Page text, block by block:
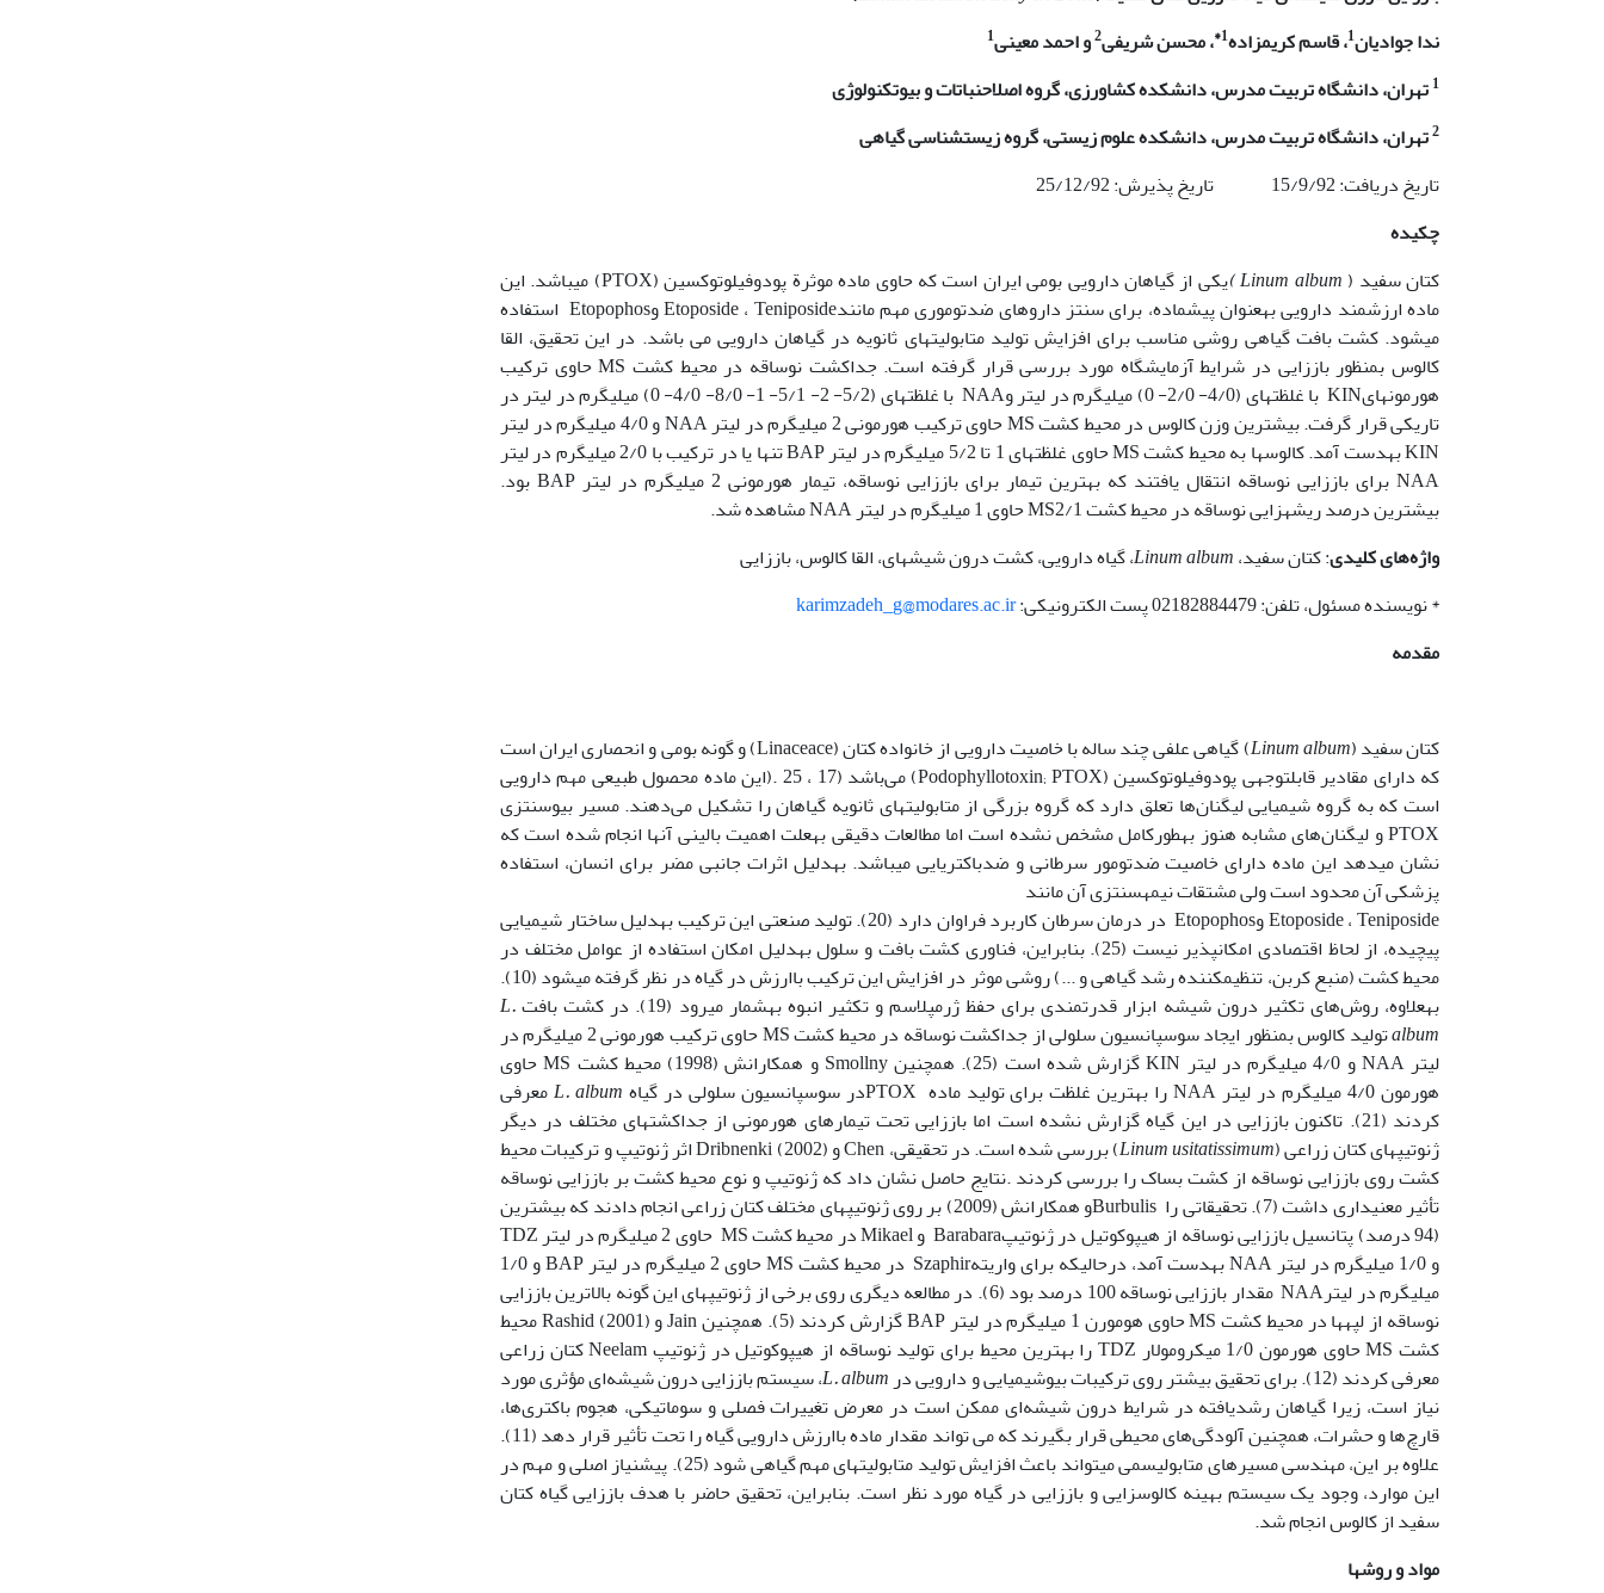
ندا جوادیان1، قاسم کریمزاده1* ، محسن شریفی2و احمد معینی1
1تهران،دانشگاه تربیت مدرس، دانشکده کشاورزی، گروه اصلاح­نباتات و بیوتکنولوژی
2تهران، دانشگاه تربیت مدرس، دانشکده علوم زیستی، گروه زیست­شناسی گیاهی
تاریخ دریافت: 15/9/92 تاریخ پذیرش: 25/12/92
چکیده
کتان سفید ( Linum album
)
یکی از گیاهان دارویی بومی ایران است که حاوی ماده موثرة پودوفیلوتوکسین (PTOX) می­باشد. این
ماده ارزشمند دارویی به­عنوان پیش­ماده، برای سنتز داروهای ضدتوموری مهم مانندEtoposide ، Teniposide وEtopophos استفاده
می­شود. کشت بافت گیاهی روشی مناسب برای افزایش تولید متابولیت­های ثانویه در گیاهان دارویی می باشد. در این تحقیق، القا
کالوس بمنظور باززایی در شرایط آزمایشگاه مورد بررسی قرار گرفته است. جدا­کشت نوساقه در محیط کشت MS حاوی ترکیب
هورمون‏هایKIN با غلظت‏­های (4/0- 2/0- 0) میلی­گرم در لیتر وNAA با غلظت­های‏ (5/2- 2- 5/1- 1- 8/0- 4/0- 0) میلی­گرم در لیتر در
تاریکی قرار گرفت. بیشترین وزن کالوس در محیط کشت MS حاوی ترکیب هورمونی 2 میلی­گرم در لیتر NAA و 4/0 میلی­گرم در لیتر
KIN به­دست آمد. کالوس‏ها به محیط کشت MS حاوی غلظت­های 1 تا 5/2‏ میلی­گرم در لیتر BAP تنها یا در ترکیب با 2/0 میلی­گرم در لیتر
NAA برای باززایی نوساقه انتقال یافتند که بهترین تیمار برای باززایی نوساقه، تیمار هورمونی 2 میلی­گرم در لیتر BAP بود.
بیشترین درصد ریشه­زایی نوساقه در محیط کشت MS2/1 حاوی 1 میلی­گرم در لیتر NAA مشاهده شد.
واژه‌های کلیدی: کتان سفید،Linum album، گیاه دارویی، کشت درون شیشه‏ای، القا کالوس، باززایی
* نویسنده مسئول، تلفن: 02182884479 پست الکترونیکی:
karimzadeh_g@modares.ac.ir
مقدمه
کتان سفید (Linum album
) گیاهی علفی چند ساله با خاصیت دارویی از خانواده کتان (Linaceace) و گونه بومی و انحصاری ایران است
که دارای مقادیر قابل­توجهی پودوفیلوتوکسین (Podophyllotoxin; PTOX) می‌باشد (17 ، 25 .(این ماده محصول طبیعی مهم دارویی
است که به گروه شیمیایی لیگنان‌ها تعلق دارد که گروه بزرگی از متابولیت‏های ثانویه گیاهان را تشکیل می‌دهند. مسیر بیوسنتزی
PTOX و لیگنان‌های مشابه هنوز به­طور­کامل مشخص نشده است اما مطالعات دقیقی به­علت اهمیت بالینی آنها انجام شده است که
نشان می­دهد این ماده دارای خاصیت ضد­تومور سرطانی و ضد­باکتریایی می­باشد. به­دلیل اثرات جانبی مضر برای انسان، استفاده
پزشکی آن محدود است ولی مشتقات نیمه­سنتزی آن مانند
Etoposide ، Teniposide وEtopophos در درمان سرطان کاربرد فراوان دارد (20). تولید صنعتی این ترکیب به­دلیل ساختار شیمیایی
پیچیده، از لحاظ اقتصادی امکان­پذیر نیست (25). بنابراین، فناوری کشت بافت و سلول به­دلیل امکان استفاده از عوامل مختلف در
محیط کشت (منبع کربن، تنظیم­کننده رشد گیاهی و ...) روشی موثر در افزایش این ترکیب با­ارزش در گیاه در ­نظر گرفته می‏شود (10).
به­علاوه، روش‌های تکثیر درون شیشه ابزار قدرتمندی برای حفظ ژرم­پلاسم و تکثیر انبوه به­شمار می­رود (19). در کشت بافت
L.
album
تولید کالوس بمنظور ایجاد سوسپانسیون سلولی از جدا­کشت نوساقه در محیط کشت MS حاوی ترکیب هورمونی 2 میلی­گرم در
لیتر NAA و 4/0 میلی­گرم در لیتر KIN گزارش شده است (25). همچنین Smollny و همکارانش (1998) محیط کشت MS حاوی
هورمون 4/0 میلی­گرم در لیتر NAA را بهترین غلظت برای تولید ماده PTOXدر سوسپانسیون سلولی در گیاه
L. albumمعرفی
کردند (21). تاکنون باززایی در این گیاه گزارش نشده است اما باززایی تحت تیمارهای هورمونی از جدا­کشت‏های مختلف در دیگر
ژنوتیپ‏های کتان زراعی (Linum usitatissimum
) بررسی شده است. در تحقیقی، Chen و Dribnenki (2002) اثر ژنوتیپ و ترکیبات محیط
کشت روی باززایی نوساقه از کشت بساک را بررسی کردند .نتایج حاصل نشان داد که ژنوتیپ و نوع محیط کشت بر باززایی نوساقه
تأثیر معنی­داری داشت (7). تحقیقاتی را Burbulisو همکارانش (2009) بر روی ژنوتیپ‏های مختلف کتان زراعی انجام دادند که بیشترین
(94 درصد) پتانسیل باززایی نوساقه از هیپوکوتیل در ژنوتیپBarabara و Mikael در محیط کشت MS حاوی 2 میلی­گرم در لیتر TDZ
و 1/0 میلی­گرم در لیتر NAA به­دست آمد، در­حالی­که برای واریتهSzaphir در محیط کشت MS حاوی 2 میلی­گرم در لیتر BAP و 1/0
میلی­گرم در لیترNAA مقدار باززایی نوساقه 100 درصد بود (6). در مطالعه دیگری روی برخی از ژنوتیپ‏های این گونه بالاترین باززایی
نوساقه از لپه‏ها در محیط کشت MS حاوی هومورن 1 میلی­گرم در لیتر BAP گزارش کردند (5). همچنین Jain و Rashid (2001) محیط
کشت MS حاوی هورمون 1/0 میکرو­مولار TDZ را بهترین محیط برای تولید نوساقه از هیپوکوتیل در ژنوتیپ Neelam کتان زراعی
معرفی کردند (12). برای تحقیق بیشتر روی ترکیبات بیوشیمیایی و دارویی در
L. album، سیستم باززایی درون شیشه‌ای مؤثری مورد
نیاز است، زیرا گیاهان رشد­یافته در شرایط درون شیشه‌ای ممکن است در معرض تغییرات فصلی و سوماتیکی، هجوم باکتری‌ها،
قارچ‌ها و حشرات، همچنین آلودگی‌های محیطی قرار بگیرند که می تواند مقدار ماده با­ارزش دارویی گیاه را تحت تأثیر قرار دهد (11).
علاوه بر این، مهندسی مسیرهای متابولیسمی می­تواند باعث افزایش تولید متابولیت‏های مهم گیاهی شود (25). پیش­نیاز اصلی و مهم در
این موارد، وجود یک سیستم بهینه کالوس­زایی و باززایی در گیاه مورد نظر است. بنابراین، تحقیق حاضر با هدف باززایی گیاه کتان
سفید از کالوس انجام شد.
مواد و روشها